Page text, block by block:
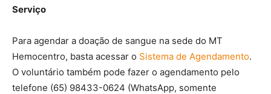
Serviço
Para agendar a doação de sangue na sede do MT
Hemocentro, basta acessar o Sistema de Agendamento.
O voluntário também pode fazer o agendamento pelo
telefone (65) 98433-0624 (WhatsApp, somente